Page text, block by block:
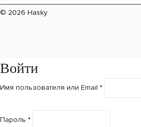
© 2026 Hasky
Войти
Имя пользователя или Email *
Пароль *